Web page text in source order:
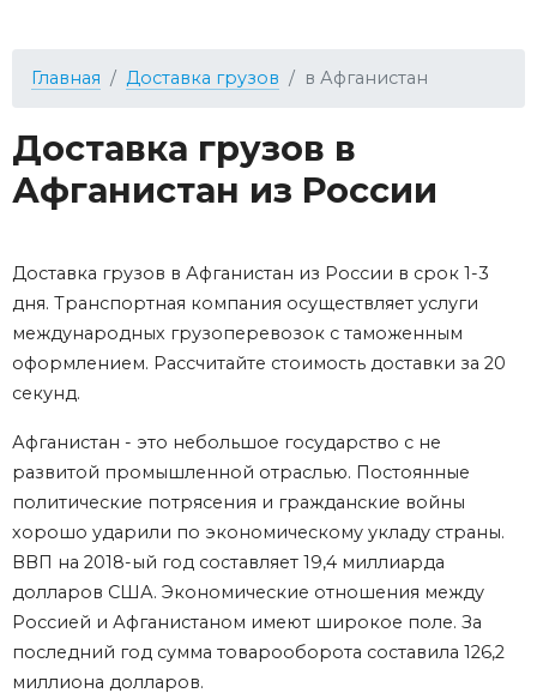
Главная Доставка грузов в Афганистан
Доставка грузов в
Афганистан из России
Доставка грузов в Афганистан из России в срок 1-3
дня. Транспортная компания осуществляет услуги
международных грузоперевозок с таможенным
оформлением. Рассчитайте стоимость доставки за 20
секунд.
Афганистан - это небольшое государство с не
развитой промышленной отраслью. Постоянные
политические потрясения и гражданские войны
хорошо ударили по экономическому укладу страны.
ВВП на 2018-ый год составляет 19,4 миллиарда
долларов США. Экономические отношения между
Россией и Афганистаном имеют широкое поле. За
последний год сумма товарооборота составила 126,2
миллиона долларов.